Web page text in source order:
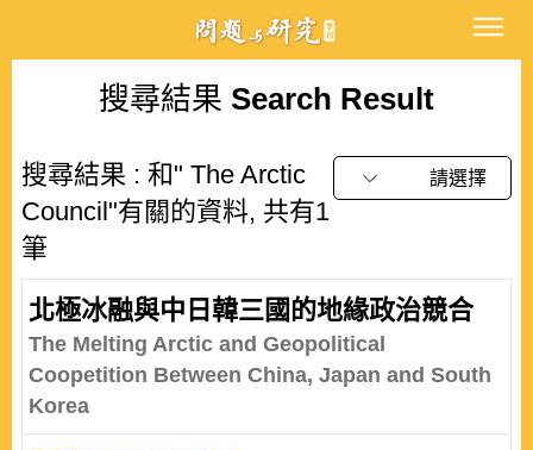
搜尋結果 Search Result
搜尋結果 : 和" The Arctic
Council"有關的資料, 共有1
筆
請選擇
北極冰融與中日韓三國的地緣政治競合
The Melting Arctic and Geopolitical
Coopetition Between China, Japan and South
Korea